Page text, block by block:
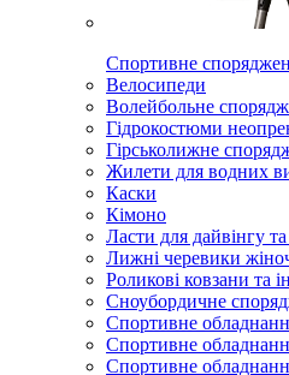
Спортивне
Велосипеди
Волейбольне
Гідрокостюми
Гірськолижне
Жилети для водних
Каски
Кімоно
Ласти для дайвінгу
Лижні черевики
Роликові ковзани та
Сноубордичне
Спортивне
Спортивне
Спортивне